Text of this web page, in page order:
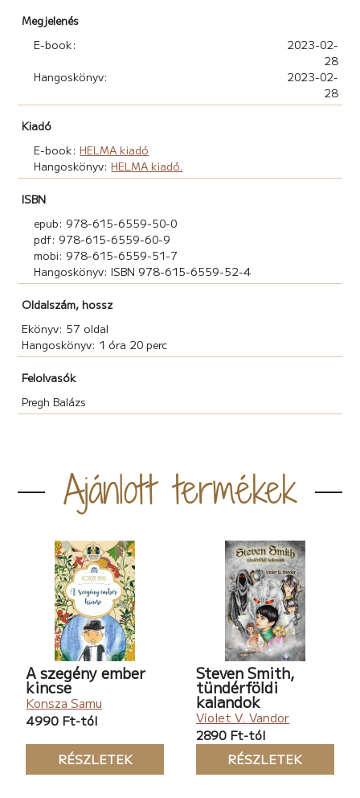
Megjelenés
E-book:
2023-02-
28
Hangoskönyv:
2023-02-
28
Kiadó
E-book: HELMA kiadó
Hangoskönyv: HELMA kiadó.
ISBN
epub: 978-615-6559-50-0
pdf: 978-615-6559-60-9
mobi: 978-615-6559-51-7
Hangoskönyv: ISBN 978-615-6559-52-4
Oldalszám, hossz
Ekönyv: 57 oldal
Hangoskönyv: 1 óra 20 perc
Felolvasók
Pregh Balázs
Ajánlott termékek
A szegény ember
kincse
Konsza Samu
4990 Ft-tól
RÉSZLETEK
Steven Smith,
tündérföldi
kalandok
Violet V. Vandor
2890 Ft-tól
RÉSZLETEK